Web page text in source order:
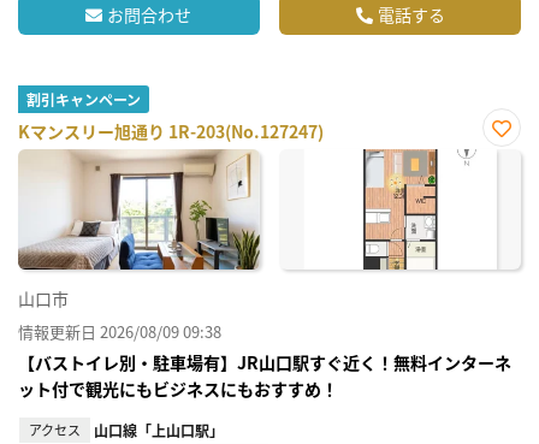
お問合わせ 電話する
割引キャンペーン
Kマンスリー旭通り 1R-203(No.127247)
お気
山口市
情報更新日 2026/08/09 09:38
【バストイレ別・駐車場有】JR山口駅すぐ近く！無料インターネ
ット付で観光にもビジネスにもおすすめ！
アクセス 山口線「上山口駅」